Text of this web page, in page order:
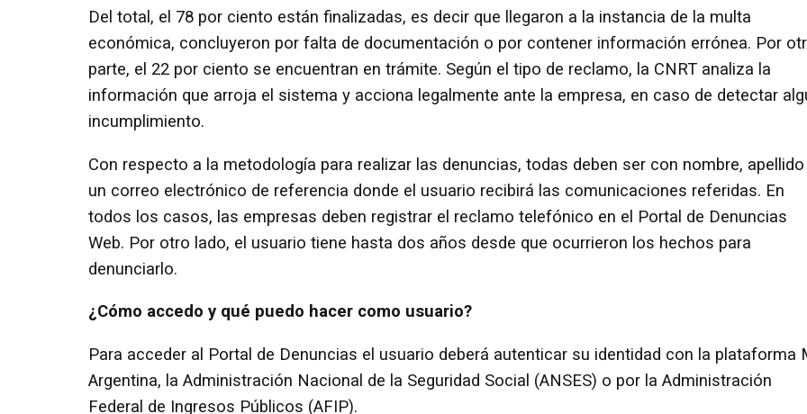
Del total, el 78 por ciento están finalizadas, es decir que llegaron a la instancia de la multa
económica, concluyeron por falta de documentación o por contener información errónea. Por
parte, el 22 por ciento se encuentran en trámite. Según el tipo de reclamo, la CNRT analiza la
información que arroja el sistema y acciona legalmente ante la empresa, en caso de detectar
incumplimiento.
Con respecto a la metodología para realizar las denuncias, todas deben ser con nombre,
un correo electrónico de referencia donde el usuario recibirá las comunicaciones referidas. En
todos los casos, las empresas deben registrar el reclamo telefónico en el Portal de Denuncias
Web. Por otro lado, el usuario tiene hasta dos años desde que ocurrieron los hechos para
denunciarlo.
¿Cómo accedo y qué puedo hacer como usuario?
Para acceder al Portal de Denuncias el usuario deberá autenticar su identidad con la plataforma
Argentina, la Administración Nacional de la Seguridad Social (ANSES) o por la Administración
Federal de Ingresos Públicos (AFIP).